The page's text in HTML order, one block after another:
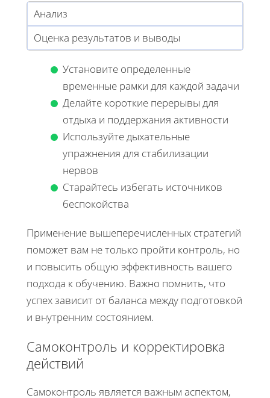
Анализ
Оценка результатов и выводы
Установите определенные
временные рамки для каждой задачи
Делайте короткие перерывы для
отдыха и поддержания активности
Используйте дыхательные
упражнения для стабилизации
нервов
Старайтесь избегать источников
беспокойства
Применение вышеперечисленных стратегий
поможет вам не только пройти контроль, но
и повысить общую эффективность вашего
подхода к обучению. Важно помнить, что
успех зависит от баланса между подготовкой
и внутренним состоянием.
Самоконтроль и корректировка
действий
Самоконтроль является важным аспектом,